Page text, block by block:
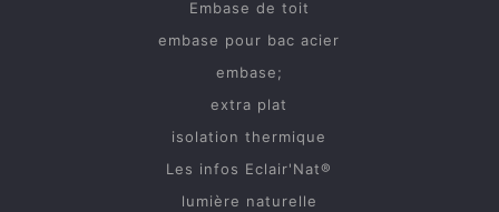
Embase de toit
embase pour bac acier
embase;
extra plat
isolation thermique
Les infos Eclair'Nat®
lumière naturelle